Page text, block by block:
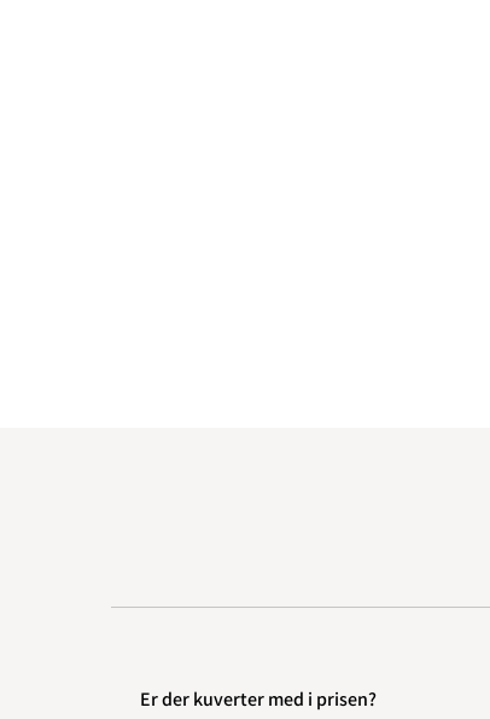
Er der kuverter med i prisen?